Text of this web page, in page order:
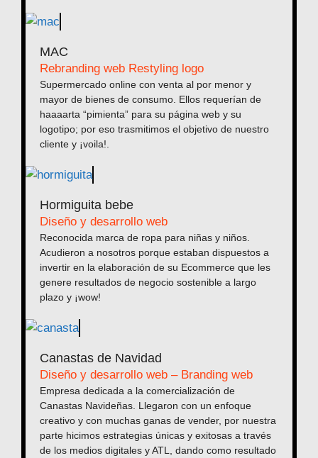
MAC
Rebranding web Restyling logo
Supermercado online con venta al por menor y
mayor de bienes de consumo. Ellos requerían de
haaaarta “pimienta” para su página web y su
logotipo; por eso trasmitimos el objetivo de nuestro
cliente y ¡voila!.
Hormiguita bebe
Diseño y desarrollo web
Reconocida marca de ropa para niñas y niños.
Acudieron a nosotros porque estaban dispuestos a
invertir en la elaboración de su Ecommerce que les
genere resultados de negocio sostenible a largo
plazo y ¡wow!
Canastas de Navidad
Diseño y desarrollo web – Branding web
Empresa dedicada a la comercialización de
Canastas Navideñas. Llegaron con un enfoque
creativo y con muchas ganas de vender, por nuestra
parte hicimos estrategias únicas y exitosas a través
de los medios digitales y ATL, dando como resultado